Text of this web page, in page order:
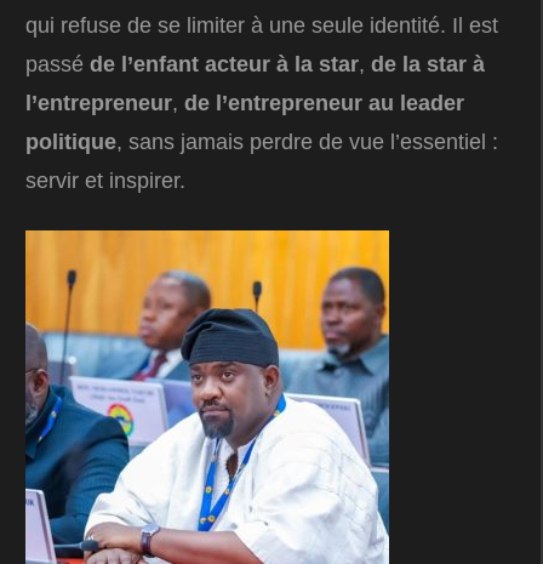
qui refuse de se limiter à une seule identité. Il est
passé de l’enfant acteur à la star, de la star à
l’entrepreneur, de l’entrepreneur au leader
politique, sans jamais perdre de vue l’essentiel :
servir et inspirer.